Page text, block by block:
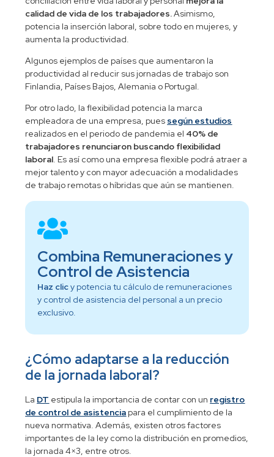
calidad de vida de los trabajadores.Asimismo,
potencia la inserción laboral, sobre todo en mujeres, y
aumenta la productividad.
Algunos ejemplos de países que aumentaron la
productividad al reducir sus jornadas de trabajo son
Finlandia, Países Bajos, Alemania o Portugal.
Por otro lado, la flexibilidad potencia la marca
empleadora de una empresa, pues según estudios
realizados en el periodo de pandemia el 40% de
trabajadores renunciaron buscando flexibilidad
laboral. Es así como una empresa flexible podrá atraer a
mejor talento y con mayor adecuación a modalidades
de trabajo remotas o híbridas que aún se mantienen.
Combina Remuneraciones y
Control de Asistencia
Haz clicy potencia tu cálculo de remuneraciones
y control de asistencia del personal a un precio
exclusivo.
¿Cómo adaptarse a la reducción
de la jornada laboral?
La DT estipula la importancia de contar con un registro
de control de asistencia para el cumplimiento de la
nueva normativa. Además, existen otros factores
importantes de la ley como la distribución en promedios,
la jornada 4×3, entre otros.